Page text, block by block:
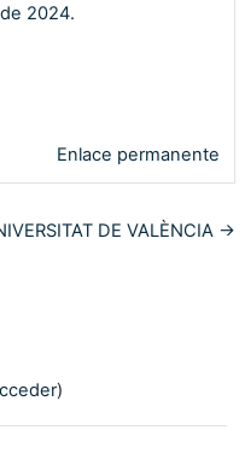
2024.
Enlace permanente
DE VALÈNCIA →
)